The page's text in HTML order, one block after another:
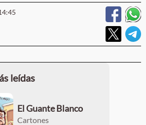
leídas
El Guante Blanco
Cartones